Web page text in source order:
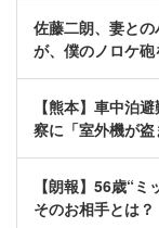
佐藤二朗、妻と
が、僕のノロケ砲
【熊本】車中泊
察に「室外機が
【朗報】56歳“
そのお相手とは？